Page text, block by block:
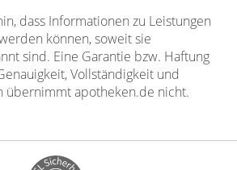
dass Informationen zu Leistungen
können, soweit sie
sind. Eine Garantie bzw. Haftung
Vollständigkeit und
übernimmt apotheken.de nicht.